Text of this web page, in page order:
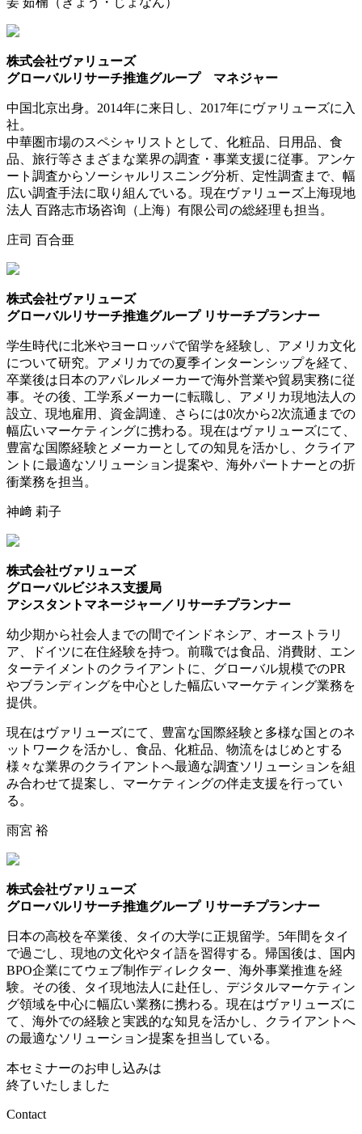
株式会社ヴァリューズ
グローバルリサーチ推進グループ マネジャー
中国北京出身。2014年に来日し、2017年にヴァリューズに入
社。
中華圏市場のスペシャリストとして、化粧品、日用品、食
品、旅行等さまざまな業界の調査・事業支援に従事。アンケ
ート調査からソーシャルリスニング分析、定性調査まで、幅
広い調査手法に取り組んでいる。現在ヴァリューズ上海現地
法人 百路志市场咨询（上海）有限公司の総経理も担当。
庄司 百合亜
株式会社ヴァリューズ
グローバルリサーチ推進グループ リサーチプランナー
学生時代に北米やヨーロッパで留学を経験し、アメリカ文化
について研究。アメリカでの夏季インターンシップを経て、
卒業後は日本のアパレルメーカーで海外営業や貿易実務に従
事。その後、工学系メーカーに転職し、アメリカ現地法人の
設立、現地雇用、資金調達、さらには0次から2次流通までの
幅広いマーケティングに携わる。現在はヴァリューズにて、
豊富な国際経験とメーカーとしての知見を活かし、クライア
ントに最適なソリューション提案や、海外パートナーとの折
衝業務を担当。
神﨑 莉子
株式会社ヴァリューズ
グローバルビジネス支援局
アシスタントマネージャー／リサーチプランナー
幼少期から社会人までの間でインドネシア、オーストラリ
ア、ドイツに在住経験を持つ。前職では食品、消費財、エン
ターテイメントのクライアントに、グローバル規模でのPR
やブランディングを中心とした幅広いマーケティング業務を
提供。
現在はヴァリューズにて、豊富な国際経験と多様な国とのネ
ットワークを活かし、食品、化粧品、物流をはじめとする
様々な業界のクライアントへ最適な調査ソリューションを組
み合わせて提案し、マーケティングの伴走支援を行ってい
る。
雨宮 裕
株式会社ヴァリューズ
グローバルリサーチ推進グループ リサーチプランナー
日本の高校を卒業後、タイの大学に正規留学。5年間をタイ
で過ごし、現地の文化やタイ語を習得する。帰国後は、国内
BPO企業にてウェブ制作ディレクター、海外事業推進を経
験。その後、タイ現地法人に赴任し、デジタルマーケティン
グ領域を中心に幅広い業務に携わる。現在はヴァリューズに
て、海外での経験と実践的な知見を活かし、クライアントへ
の最適なソリューション提案を担当している。
本セミナーのお申し込みは
終了いたしました
Contact